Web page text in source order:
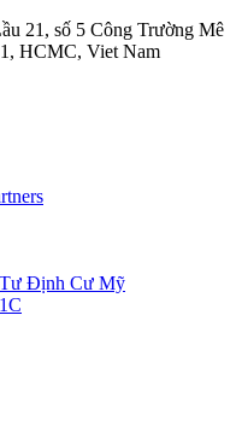
21, số 5 Công Trường Mê
HCMC, Viet Nam
Định Cư Mỹ